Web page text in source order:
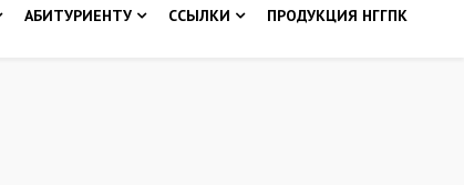
АБИТУРИЕНТУ ССЫЛКИ ПРОДУКЦИЯ НГГПК